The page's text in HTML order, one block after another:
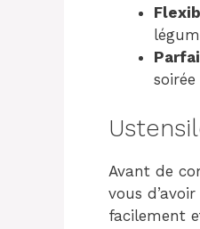
Avant de
vous
facilement